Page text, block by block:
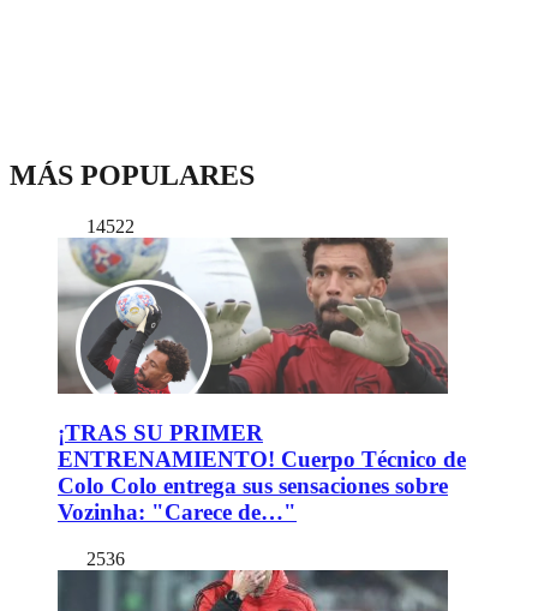
MÁS POPULARES
14522
¡TRAS SU PRIMER
ENTRENAMIENTO! Cuerpo Técnico de
Colo Colo entrega sus sensaciones sobre
Vozinha: "Carece de…"
2536